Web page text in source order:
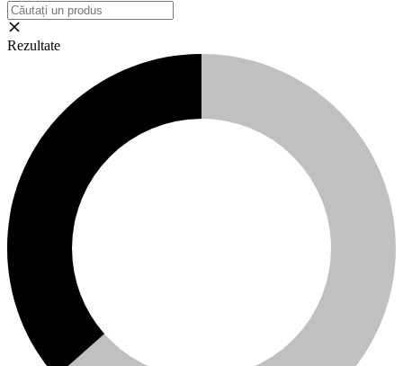
Rezultate